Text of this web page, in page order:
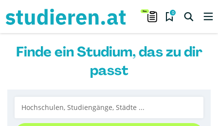
0
Finde ein Studium, das zu dir
passt